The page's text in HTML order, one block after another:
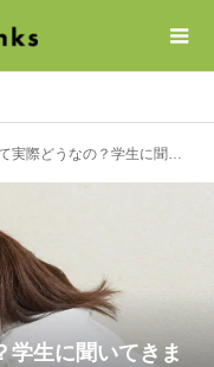
の？学生に聞いてきました！【キッザみや編】
学生に聞いてきま